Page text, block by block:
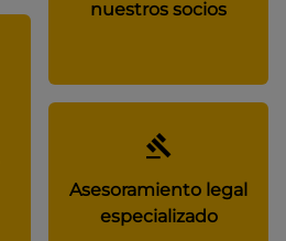
nuestros socios
Asesoramiento legal
especializado